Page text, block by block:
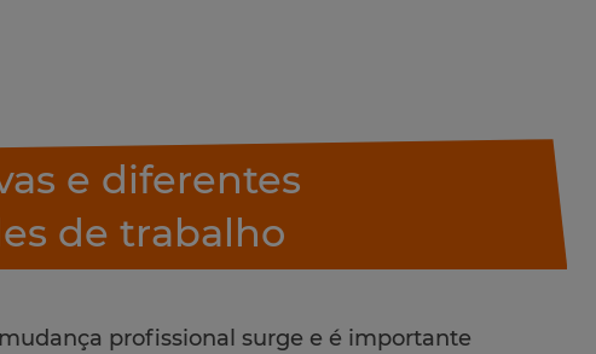
e diferentes
de trabalho
profissional surge e é importante